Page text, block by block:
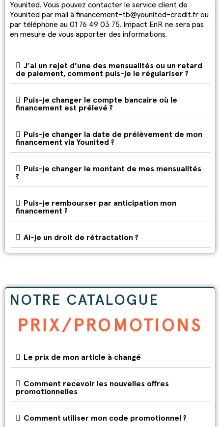
Younited. Vous pouvez contacter le service client de
Younited par mail à financement-tb@younited-credit.fr ou
par téléphone au 01 76 49 03 75. Impact EnR ne sera pas
en mesure de vous apporter des informations.
J’ai un rejet d’une des mensualités ou un retard
de paiement, comment puis-je le régulariser ?
Puis-je changer le compte bancaire où le
financement est prélevé ?
Puis-je changer la date de prélèvement de mon
financement via Younited ?
Puis-je changer le montant de mes mensualités
?
Puis-je rembourser par anticipation mon
financement ?
Ai-je un droit de rétractation ?
NOTRE CATALOGUE
PRIX/PROMOTIONS
Le prix de mon article à changé
Comment recevoir les nouvelles offres
promotionnelles
Comment utiliser mon code promotionnel ?